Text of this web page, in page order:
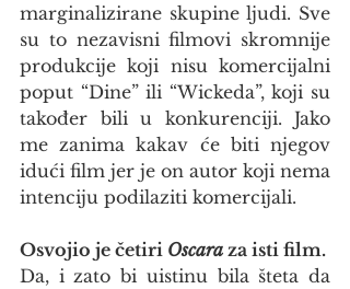
marginalizirane skupine ljudi. Sve
su to nezavisni filmovi skromnije
produkcije koji nisu komercijalni
poput “Dine” ili “Wickeda”, koji su
također bili u konkurenciji. Jako
me zanima kakav će biti njegov
idući film jer je on autor koji nema
intenciju podilaziti komercijali.
Osvojio je četiri Oscara za isti film.
Da, i zato bi uistinu bila šteta da